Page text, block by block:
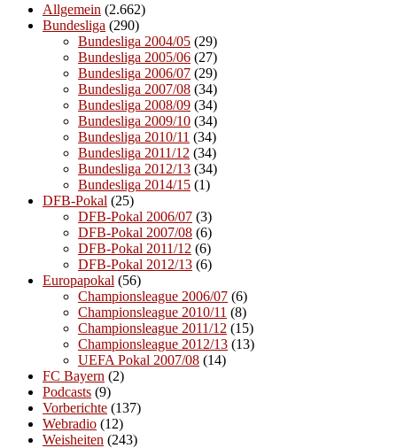
Allgemein (2.662)
Bundesliga (290)
Bundesliga 2004/05 (29)
Bundesliga 2005/06 (27)
Bundesliga 2006/07 (29)
Bundesliga 2007/08 (34)
Bundesliga 2008/09 (34)
Bundesliga 2009/10 (34)
Bundesliga 2010/11 (34)
Bundesliga 2011/12 (34)
Bundesliga 2012/13 (34)
Bundesliga 2014/15 (1)
DFB-Pokal (25)
DFB-Pokal 2006/07 (3)
DFB-Pokal 2007/08 (6)
DFB-Pokal 2011/12 (6)
DFB-Pokal 2012/13 (6)
Europapokal (56)
Championsleague 2006/07 (6)
Championsleague 2010/11 (8)
Championsleague 2011/12 (15)
Championsleague 2012/13 (13)
UEFA Pokal 2007/08 (14)
FC Bayern (2)
Podcasts (9)
Vorberichte (137)
Webradio (12)
Weisheiten (243)